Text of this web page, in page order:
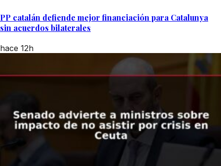
PP catalán defiende mejor financiación para Catalunya
sin acuerdos bilaterales
hace 12h